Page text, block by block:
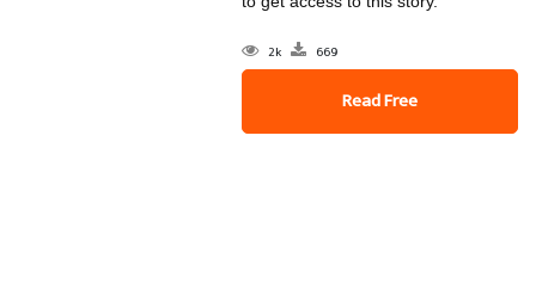
2k 669
Read Free